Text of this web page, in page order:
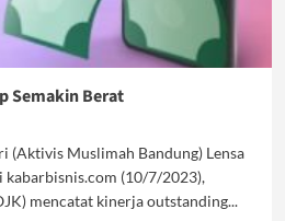
Semakin Berat
(Aktivis Muslimah Bandung) Lensa
(10/7/2023),
mencatat kinerja outstanding...